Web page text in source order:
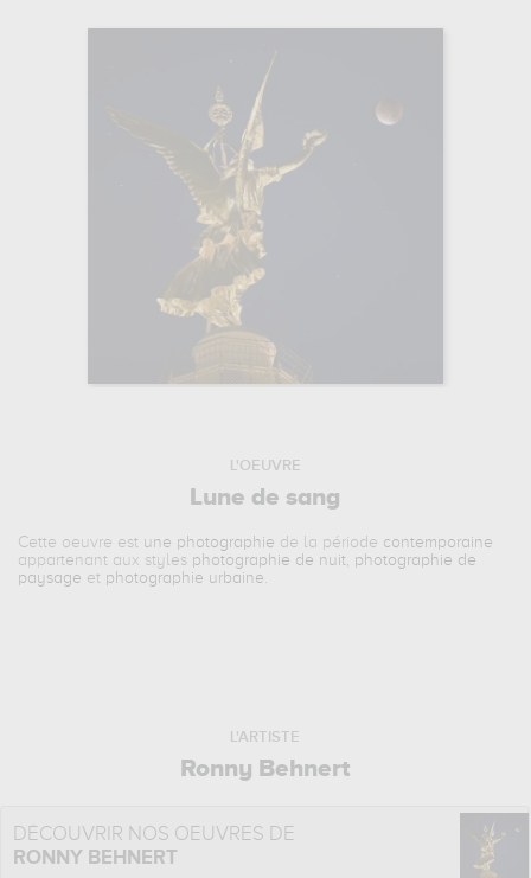
L'OEUVRE
Lune de sang
Cette oeuvre est une photographie de la période contemporaine
appartenant aux styles photographie de nuit, photographie de
paysage et photographie urbaine.
L'ARTISTE
Ronny Behnert
DÉCOUVRIR NOS OEUVRES DE
RONNY BEHNERT